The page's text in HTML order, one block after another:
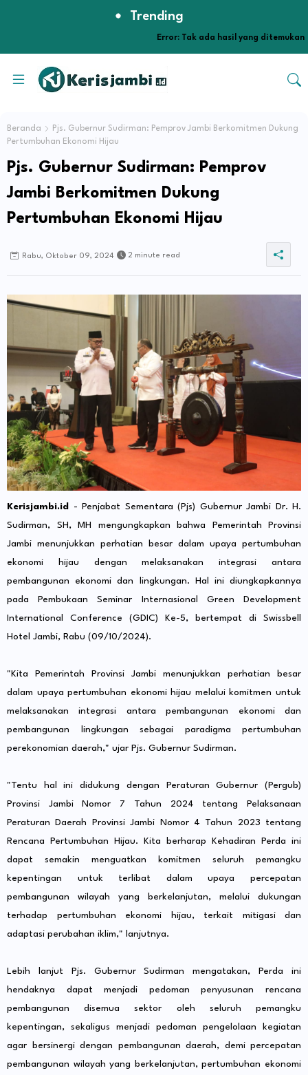
Trending
Error: Tak ada hasil yang ditemukan
Beranda
Pjs. Gubernur Sudirman: Pemprov Jambi Berkomitmen Dukung
Pertumbuhan Ekonomi Hijau
Pjs. Gubernur Sudirman: Pemprov
Jambi Berkomitmen Dukung
Pertumbuhan Ekonomi Hijau
Rabu, Oktober 09, 2024 2 minute read
Kerisjambi.id
- Penjabat Sementara (Pjs) Gubernur Jambi Dr. H.
Sudirman, SH, MH mengungkapkan bahwa Pemerintah Provinsi
Jambi menunjukkan perhatian besar dalam upaya pertumbuhan
ekonomi hijau dengan melaksanakan integrasi antara
pembangunan ekonomi dan lingkungan. Hal ini diungkapkannya
pada Pembukaan Seminar Internasional Green Development
International Conference (GDIC) Ke-5, bertempat di Swissbell
Hotel Jambi, Rabu (09/10/2024).
"Kita Pemerintah Provinsi Jambi menunjukkan perhatian besar
dalam upaya pertumbuhan ekonomi hijau melalui komitmen untuk
melaksanakan integrasi antara pembangunan ekonomi dan
pembangunan lingkungan sebagai paradigma pertumbuhan
perekonomian daerah," ujar Pjs. Gubernur Sudirman.
"Tentu hal ini didukung dengan Peraturan Gubernur (Pergub)
Provinsi Jambi Nomor 7 Tahun 2024 tentang Pelaksanaan
Peraturan Daerah Provinsi Jambi Nomor 4 Tahun 2023 tentang
Rencana Pertumbuhan Hijau. Kita berharap Kehadiran Perda ini
dapat semakin menguatkan komitmen seluruh pemangku
kepentingan untuk terlibat dalam upaya percepatan
pembangunan wilayah yang berkelanjutan, melalui dukungan
terhadap pertumbuhan ekonomi hijau, terkait mitigasi dan
adaptasi perubahan iklim," lanjutnya.
Lebih lanjut Pjs. Gubernur Sudirman mengatakan, Perda ini
hendaknya dapat menjadi pedoman penyusunan rencana
pembangunan disemua sektor oleh seluruh pemangku
kepentingan, sekaligus menjadi pedoman pengelolaan kegiatan
agar bersinergi dengan pembangunan daerah, demi percepatan
pembangunan wilayah yang berkelanjutan, pertumbuhan ekonomi